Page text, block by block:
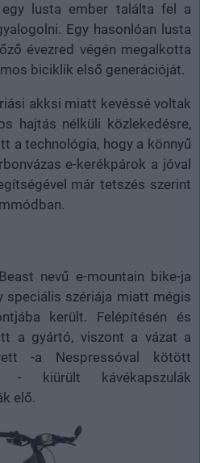
lusta ember találta fel a
Egy hasonlóan lusta
évezred végén megalkotta
biciklik első generációját.
akksi miatt kevéssé voltak
hajtás nélküli közlekedésre,
a technológia, hogy a könnyű
e-kerékpárok a jóval
már tetszés szerint
nevű e-mountain bike-ja
speciális szériája miatt mégis
került. Felépítésén és
a gyártó, viszont a vázat a
-a Nespressóval kötött
- kiürült kávékapszulák
elő.